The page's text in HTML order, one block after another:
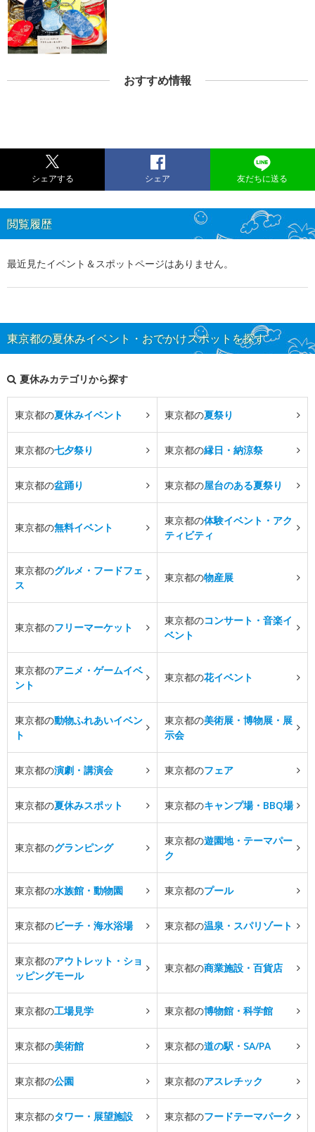
おすすめ情報
シェアする シェア 友だちに送る
閲覧履歴
最近見たイベント＆スポットページはありません。
東京都の夏休みイベント・おでかけスポットを探す
夏休みカテゴリから探す
東京都の夏休みイベント 東京都の夏祭り
東京都の七夕祭り 東京都の縁日・納涼祭
東京都の盆踊り 東京都の屋台のある夏祭り
東京都の無料イベント
東京都の体験イベント・アク
ティビティ
東京都のグルメ・フードフェ
ス
東京都の物産展
東京都のフリーマーケット
東京都のコンサート・音楽イ
ベント
東京都のアニメ・ゲームイベ
ント
東京都の花イベント
東京都の動物ふれあいイベン
ト
東京都の美術展・博物展・展
示会
東京都の演劇・講演会 東京都のフェア
東京都の夏休みスポット 東京都のキャンプ場・BBQ場
東京都のグランピング
東京都の遊園地・テーマパー
ク
東京都の水族館・動物園 東京都のプール
東京都のビーチ・海水浴場 東京都の温泉・スパリゾート
東京都のアウトレット・ショ
ッピングモール
東京都の商業施設・百貨店
東京都の工場見学 東京都の博物館・科学館
東京都の美術館 東京都の道の駅・SA/PA
東京都の公園 東京都のアスレチック
東京都のタワー・展望施設 東京都のフードテーマパーク